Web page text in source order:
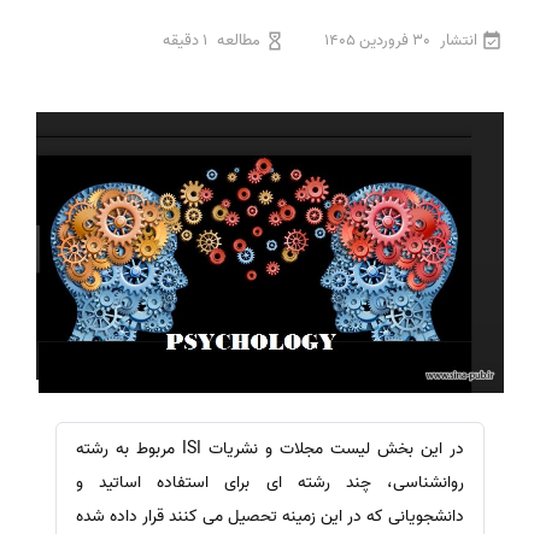
انتشار 30 فروردین 1405 مطالعه 1 دقیقه
در این بخش لیست مجلات و نشریات ISI مربوط به رشته
روانشناسی، چند رشته ای برای استفاده اساتید و
دانشجویانی که در این زمینه تحصیل می کنند قرار داده شده